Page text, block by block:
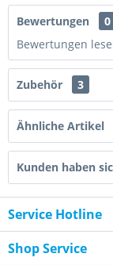
Bewertungen
0
Bewertungen
Zubehör 3
Ähnliche Artikel
Kunden haben
Service Hotline
Shop Service